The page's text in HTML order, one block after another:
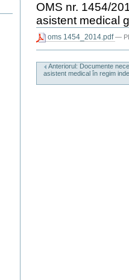
OMS nr. 1454/
asistent medical
oms 1454_2014.pdf—
document
Anteriorul: Documente
asistent medical în regim